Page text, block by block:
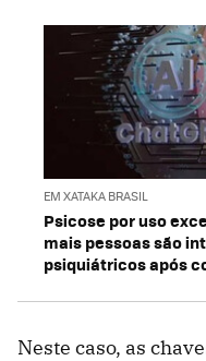
EM XATAKA BRASIL
Psicose por uso
mais pessoas são
psiquiátricos após
Neste caso, as